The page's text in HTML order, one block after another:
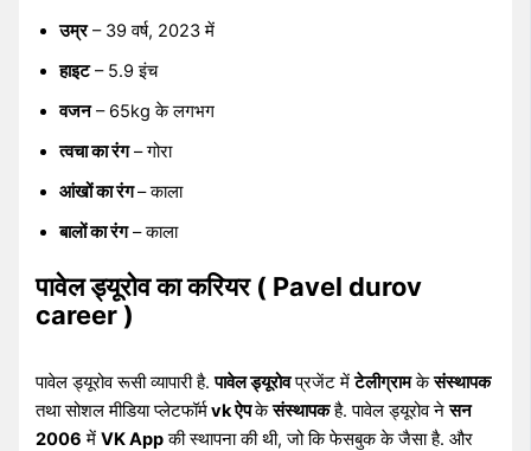
उम्र– 39 वर्ष, 2023 में
हाइट– 5.9 इंच
वजन– 65kg के लगभग
त्वचा का रंग– गोरा
आंखों का रंग– काला
बालों का रंग– काला
पावेल ड्यूरोव का करियर ( Pavel durov
career )
पावेल ड्यूरोव रूसी व्यापारी है.पावेल ड्यूरोवप्रजेंट मेंटेलीग्रामकेसंस्थापक
तथा सोशल मीडिया प्लेटफॉर्मvk ऐपकेसंस्थापकहै. पावेल ड्यूरोव नेसन
2006 मेंVK Appकी स्थापना की थी, जो कि फेसबुक के जैसा है. और